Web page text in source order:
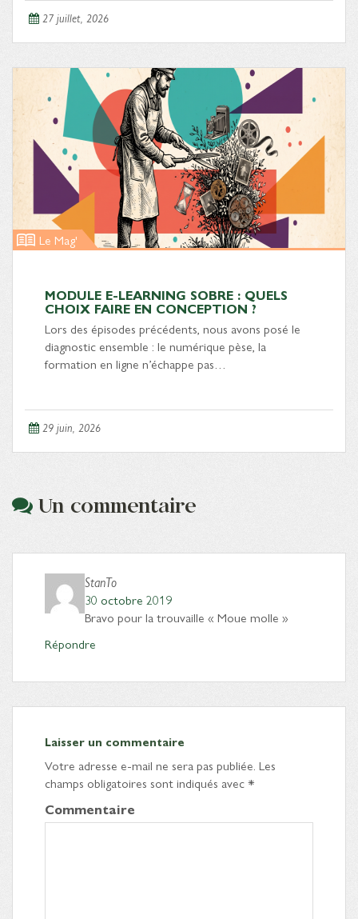
27 juillet, 2026
Le Mag'
MODULE E-LEARNING SOBRE : QUELS
CHOIX FAIRE EN CONCEPTION ?
Lors des épisodes précédents, nous avons posé le
diagnostic ensemble : le numérique pèse, la
formation en ligne n’échappe pas…
29 juin, 2026
Un commentaire
StanTo
30 octobre 2019
Bravo pour la trouvaille « Moue molle »
Répondre
Laisser un commentaire
Votre adresse e-mail ne sera pas publiée. Les
champs obligatoires sont indiqués avec*
Commentaire